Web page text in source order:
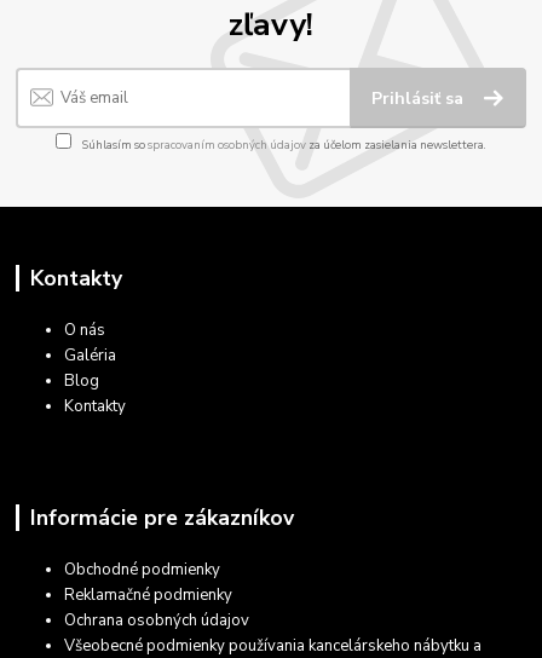
zľavy!
Prihlásiť sa
Súhlasím sospracovaním osobných údajov za účelom zasielania newslettera.
Kontakty
O nás
Galéria
Blog
Kontakty
Informácie pre zákazníkov
Obchodné podmienky
Reklamačné podmienky
Ochrana osobných údajov
Všeobecné podmienky používania kancelárskeho nábytku a